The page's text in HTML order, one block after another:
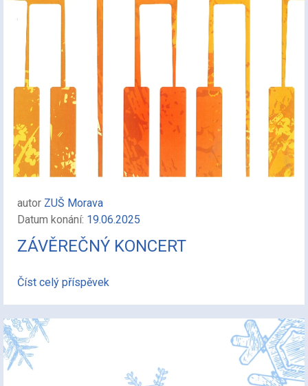
autor ZUŠ Morava
Datum konání: 19.06.2025
ZÁVĚREČNÝ KONCERT
Číst celý příspěvek